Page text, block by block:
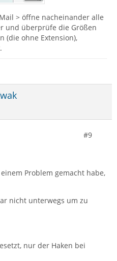
dass es sich um unnötige
angelegten E-Mail Konten
etwas stutzig, warum
ich
Gesendet oder
wegräumen : nicht
Werbung etc) in den
häufig leeren.
> öffne nacheinander alle
und überprüfe die Größen
(die ohne Extension),
#9
Problem gemacht habe,
nicht unterwegs um zu
nur der Haken bei